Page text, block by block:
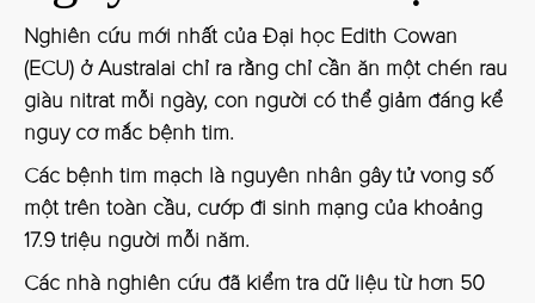
Nghiên cứu mới nhất của Đại học Edith Cowan
(ECU) ở Australai chỉ ra rằng chỉ cần ăn một chén rau
giàu nitrat mỗi ngày, con người có thể giảm đáng kể
nguy cơ mắc bệnh tim.
Các bệnh tim mạch là nguyên nhân gây tử vong số
một trên toàn cầu, cướp đi sinh mạng của khoảng
17.9 triệu người mỗi năm.
Các nhà nghiên cứu đã kiểm tra dữ liệu từ hơn 50